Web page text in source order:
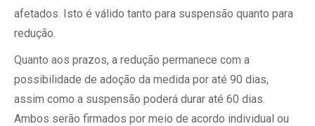
afetados. Isto é válido tanto para suspensão quanto para
redução.
Quanto aos prazos, a redução permanece com a
possibilidade de adoção da medida por até 90 dias,
assim como a suspensão poderá durar até 60 dias.
Ambos serão firmados por meio de acordo individual ou